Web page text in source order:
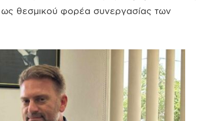
θεσμικού φορέα συνεργασίας των